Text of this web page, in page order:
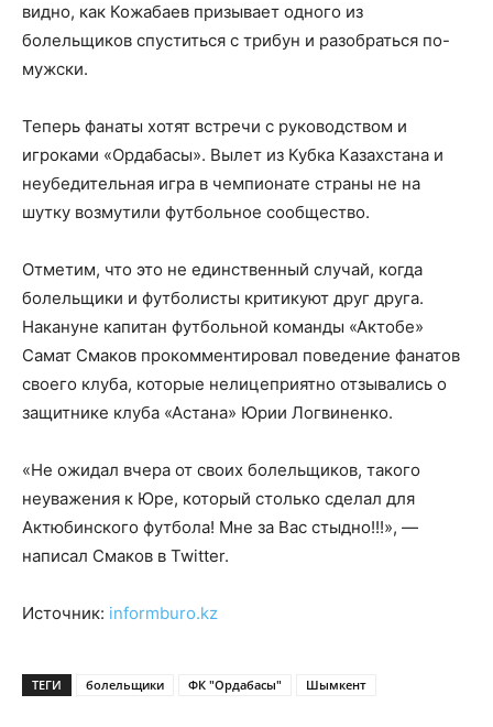
видно, как Кожабаев призывает одного из
болельщиков спуститься с трибун и разобраться по-
мужски.
Теперь фанаты хотят встречи с руководством и
игроками «Ордабасы». Вылет из Кубка Казахстана и
неубедительная игра в чемпионате страны не на
шутку возмутили футбольное сообщество.
Отметим, что это не единственный случай, когда
болельщики и футболисты критикуют друг друга.
Накануне капитан футбольной команды «Актобе»
Самат Смаков прокомментировал поведение фанатов
своего клуба, которые нелицеприятно отзывались о
защитнике клуба «Астана» Юрии Логвиненко.
«Не ожидал вчера от своих болельщиков, такого
неуважения к Юре, который столько сделал для
Актюбинского футбола! Мне за Вас стыдно!!!», —
написал Смаков в Twitter.
Источник: informburo.kz
ТЕГИ болельщики ФК "Ордабасы" Шымкент